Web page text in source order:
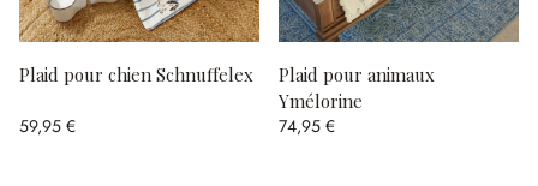
Plaid pour chien Schnuffelex
59,95 €
Plaid pour animaux
Ymélorine
74,95 €